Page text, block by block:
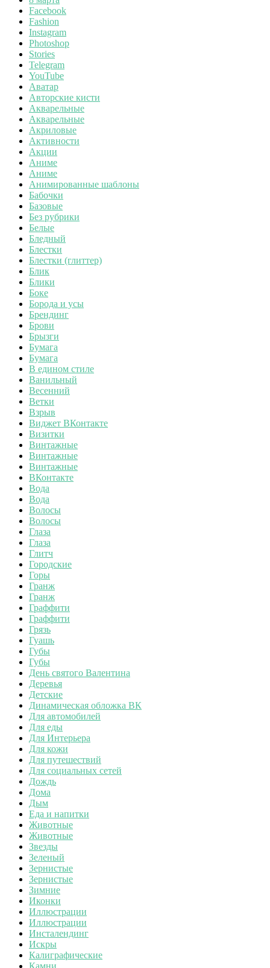
Facebook
Fashion
Instagram
Photoshop
Stories
Telegram
YouTube
Аватар
Авторские кисти
Акварельные
Акварельные
Акриловые
Активности
Акции
Аниме
Аниме
Анимированные шаблоны
Бабочки
Базовые
Без рубрики
Белые
Бледный
Блестки
Блестки (глиттер)
Блик
Блики
Боке
Борода и усы
Брендинг
Брови
Брызги
Бумага
Бумага
В едином стиле
Ванильный
Весенний
Ветки
Взрыв
Виджет ВКонтакте
Визитки
Винтажные
Винтажные
Винтажные
ВКонтакте
Вода
Вода
Волосы
Волосы
Глаза
Глаза
Глитч
Городские
Горы
Гранж
Гранж
Граффити
Граффити
Грязь
Гуашь
Губы
Губы
День святого Валентина
Деревья
Детские
Динамическая обложка ВК
Для автомобилей
Для еды
Для Интерьера
Для кожи
Для путешествий
Для социальных сетей
Дождь
Дома
Дым
Еда и напитки
Животные
Животные
Звезды
Зеленый
Зернистые
Зернистые
Зимние
Иконки
Иллюстрации
Иллюстрации
Инсталендинг
Искры
Калиграфические
Камни